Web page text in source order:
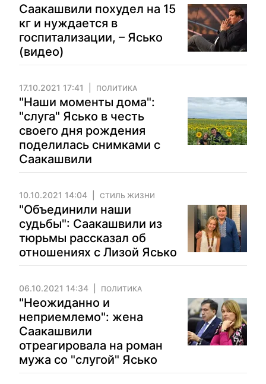
Саакашвили похудел на 15
кг и нуждается в
госпитализации, – Ясько
(видео)
17.10.2021 17:41 ПОЛИТИКА
"Наши моменты дома":
"слуга" Ясько в честь
своего дня рождения
поделилась снимками с
Саакашвили
10.10.2021 14:04 СТИЛЬ ЖИЗНИ
"Объединили наши
судьбы": Саакашвили из
тюрьмы рассказал об
отношениях с Лизой Ясько
06.10.2021 14:34 ПОЛИТИКА
"Неожиданно и
неприемлемо": жена
Саакашвили
отреагировала на роман
мужа со "слугой" Ясько